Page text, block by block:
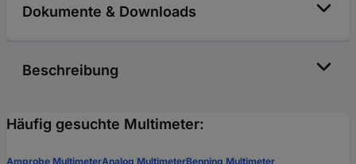
Dokumente & Downloads
Beschreibung
Häufig gesuchte Multimeter:
Amprobe MultimeterAnalog MultimeterBenning Multimeter